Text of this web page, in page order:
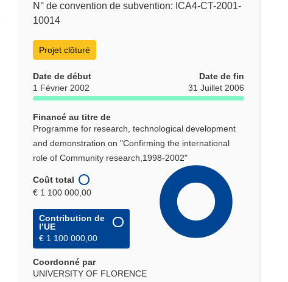
N° de convention de subvention: ICA4-CT-2001-
10014
Projet clôturé
Date de début
1 Février 2002
Date de fin
31 Juillet 2006
Financé au titre de
Programme for research, technological development
and demonstration on "Confirming the international
role of Community research,1998-2002"
Coût total
€ 1 100 000,00
Contribution de
l’UE
€ 1 100 000,00
Coordonné par
UNIVERSITY OF FLORENCE